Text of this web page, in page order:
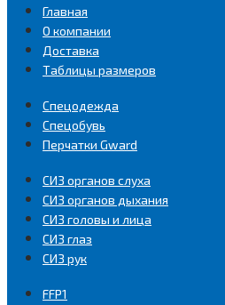
Главная
О компании
Доставка
Таблицы размеров
Спецодежда
Спецобувь
Перчатки Gward
СИЗ органов слуха
СИЗ органов дыхания
СИЗ головы и лица
СИЗ глаз
СИЗ рук
FFP1